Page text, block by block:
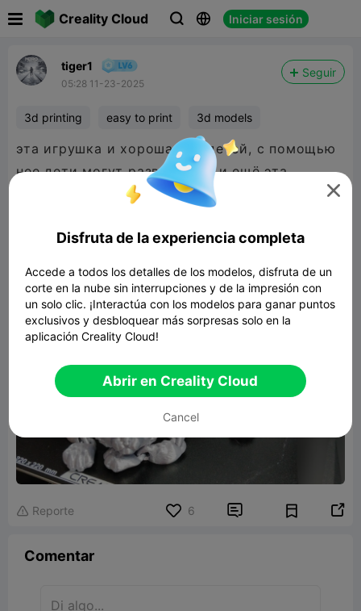
Creality Cloud   Iniciar sesión
tiger1
05:28 11-23-2025
Seguir
3d printing easy to print 3d models
эта игрушка и хороша для детей, с помощью
нее дети могут развиваться,и ещё эта
игрушка крепкая если поставить заполнение
This toy is good for children, with the help of it
if you set the filling to 40%.
 Reporte 6  
Comentar

Disfruta de la experiencia completa
Accede a todos los detalles de los modelos, disfruta de un
corte en la nube sin interrupciones y de la impresión con
un solo clic. ¡Interactúa con los modelos para ganar puntos
exclusivos y desbloquear más sorpresas solo en la
aplicación Creality Cloud!
Abrir en Creality Cloud
Cancel